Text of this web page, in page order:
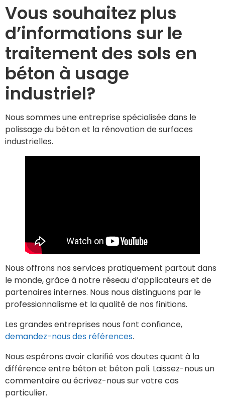
Vous souhaitez plus
d’informations sur le
traitement des sols en
béton à usage
industriel?
Nous sommes une entreprise spécialisée dans le
polissage du béton et la rénovation de surfaces
industrielles.
Nous offrons nos services pratiquement partout dans
le monde, grâce à notre réseau d’applicateurs et de
partenaires internes. Nous nous distinguons par le
professionnalisme et la qualité de nos finitions.
Les grandes entreprises nous font confiance,
demandez-nous des références.
Nous espérons avoir clarifié vos doutes quant à la
différence entre béton et béton poli. Laissez-nous un
commentaire ou écrivez-nous sur votre cas
particulier.